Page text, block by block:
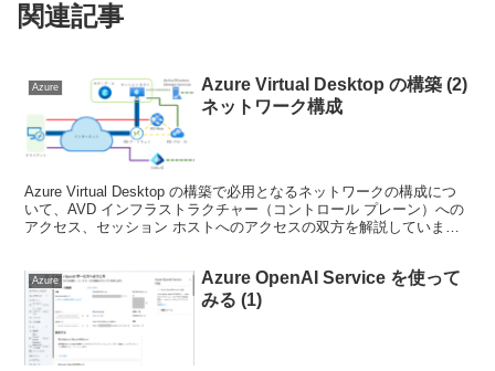
関連記事
Azure
Azure Virtual Desktop の構築 (2)
ネットワーク構成
Azure Virtual Desktop の構築で必用となるネットワークの構成につ
いて、AVD インフラストラクチャー（コントロール プレーン）への
アクセス、セッション ホストへのアクセスの双方を解説していま
イアウォールやプロキシを構成する場合の注意点についての解説を行
っています。
Azure
Azure OpenAI Service を使って
みる (1)